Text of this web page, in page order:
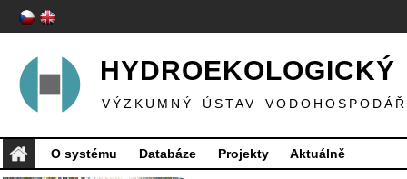
VÝZKUMNÝ ÚSTAV
O systému Databáze Projekty Aktuálně